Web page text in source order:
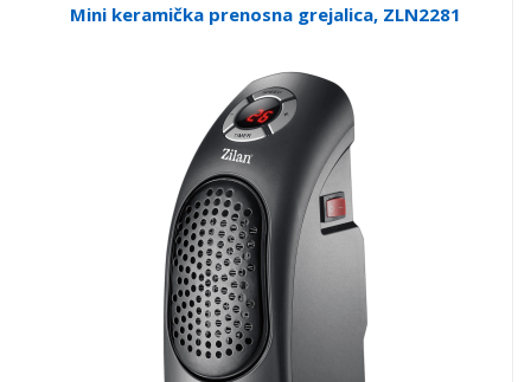
Mini keramička prenosna grejalica, ZLN2281